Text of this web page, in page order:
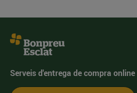
Serveis d'entrega de compra online